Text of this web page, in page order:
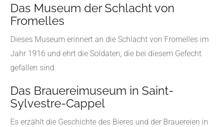
Das Museum der Schlacht von
Fromelles
Dieses Museum erinnert an die Schlacht von Fromelles im
Jahr 1916 und ehrt die Soldaten, die bei diesem Gefecht
gefallen sind.
Das Brauereimuseum in Saint-
Sylvestre-Cappel
Es erzählt die Geschichte des Bieres und der Brauereien in